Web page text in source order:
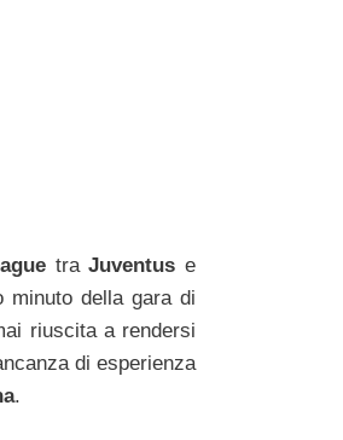
traJuventus e
della gara di
riuscita a rendersi
di esperienza
.